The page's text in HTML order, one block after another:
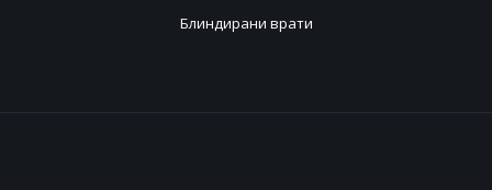
Блиндирани врати